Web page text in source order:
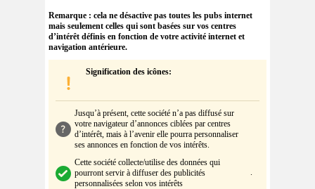
Remarque : cela ne désactive pas toutes les pubs internet
mais seulement celles qui sont basées sur vos centres
d’intérêt définis en fonction de votre activité internet et
navigation antérieure.
Signification des icônes:
Jusqu’à présent, cette société n’a pas diffusé sur
votre navigateur d’annonces ciblées par centres
d’intérêt, mais à l’avenir elle pourra personnaliser
ses annonces en fonction de vos intérêts.
Cette société collecte/utilise des données qui
pourront servir à diffuser des publicités
personnalisées selon vos intérêts
.